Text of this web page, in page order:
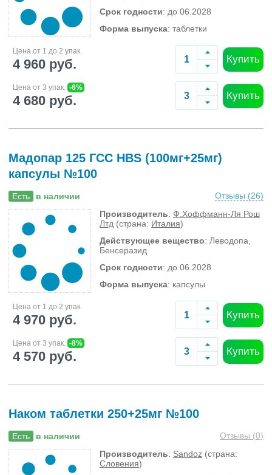
Срок годности: до 06.2028
Форма выпуска: таблетки
Цена от 1 до 2 упак.
4 960 руб. Купить
Цена от 3 упак. -6%
4 680 руб. Купить
Мадопар 125 ГСС HBS (100мг+25мг)
капсулы №100
Есть в наличии Отзывы (26)
Производитель: Ф.Хоффманн-Ля Рош
Лтд (страна: Италия)
Действующее вещество: Леводопа,
Бенсеразид
Срок годности: до 06.2028
Форма выпуска: капсулы
Цена от 1 до 2 упак.
4 970 руб. Купить
Цена от 3 упак. -8%
4 570 руб. Купить
Наком таблетки 250+25мг №100
Есть в наличии Отзывы (0)
Производитель: Sandoz (страна:
Словения)